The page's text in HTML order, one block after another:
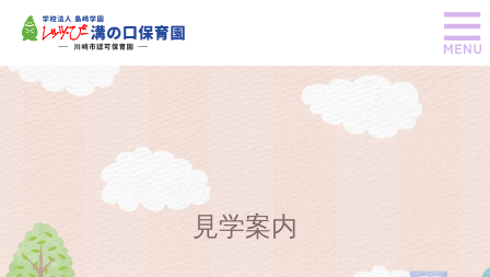
見学案内